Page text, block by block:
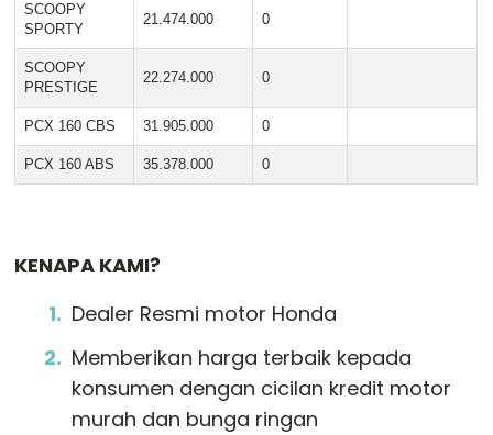
SCOOPY
SPORTY
21.474.000 0
SCOOPY
PRESTIGE
22.274.000 0
PCX 160 CBS 31.905.000 0
PCX 160 ABS 35.378.000 0
KENAPA KAMI?
Dealer Resmi motor Honda
Memberikan harga terbaik kepada
konsumen dengan cicilan kredit motor
murah dan bunga ringan